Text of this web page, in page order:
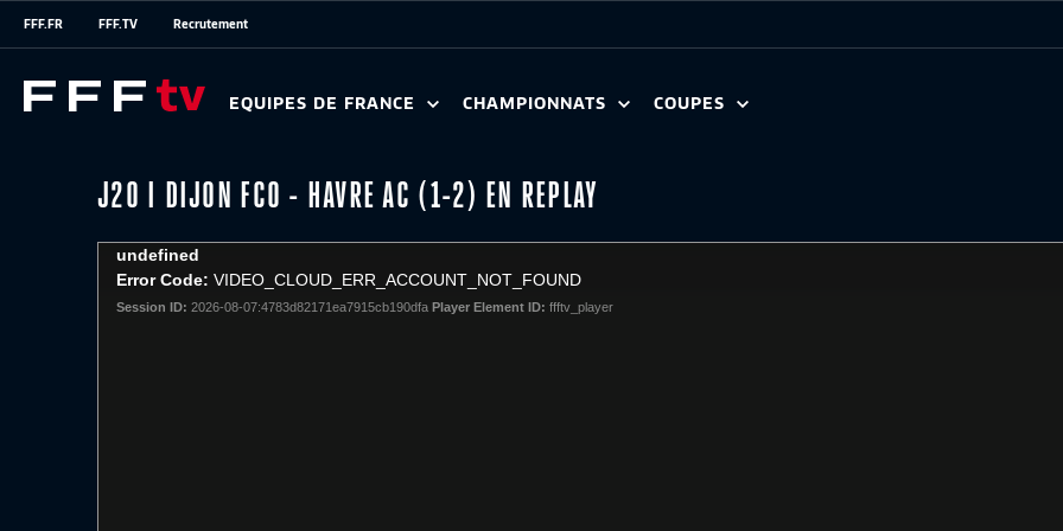
FFF.FR FFF.TV Recrutement
EQUIPES DE FRANCE CHAMPIONNATS COUPES
J20 I DIJON FCO - HAVRE AC (1-2) EN REPLAY
This
undefined
Error Code: VIDEO_CLOUD_ERR_ACCOUNT_NOT_FOUND
Session ID: 2026-08-07:4783d82171ea7915cb190dfa Player Element ID: ffftv_player